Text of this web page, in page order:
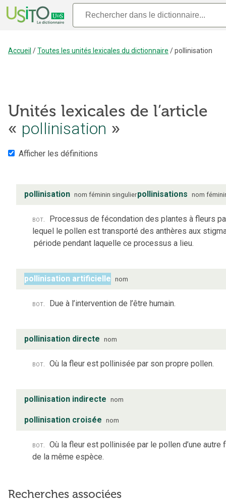
Accueil /Toutes les unités lexicales du dictionnaire /pollinisation
Unités lexicales de l’article
« pollinisation »
Afficher les définitions
pollinisation nom féminin singulierpollinisations nom
bot. Processus de fécondation des plantes à fleurs
lequel le pollen est transporté des anthères aux
période pendant laquelle ce processus a lieu.
pollinisation artificielle nom
bot. Due à l’intervention de l’être humain.
pollinisation directe nom
bot. Où la fleur est pollinisée par son propre pollen.
pollinisation indirecte nom
pollinisation croisée nom
bot. Où la fleur est pollinisée par le pollen d’une autre
de la même espèce.
Recherches associées